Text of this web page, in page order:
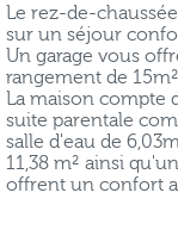
Le rez-de-
sur un séjour
Un garage vous
rangement de 15m².
La maison compte
suite parentale
salle d'eau de
11,38 m² ainsi
offrent un confort